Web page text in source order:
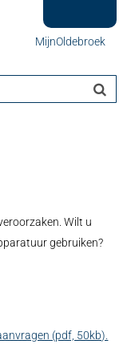
MijnOldebroek
Wilt u
gebruiken?
(pdf, 50kb).